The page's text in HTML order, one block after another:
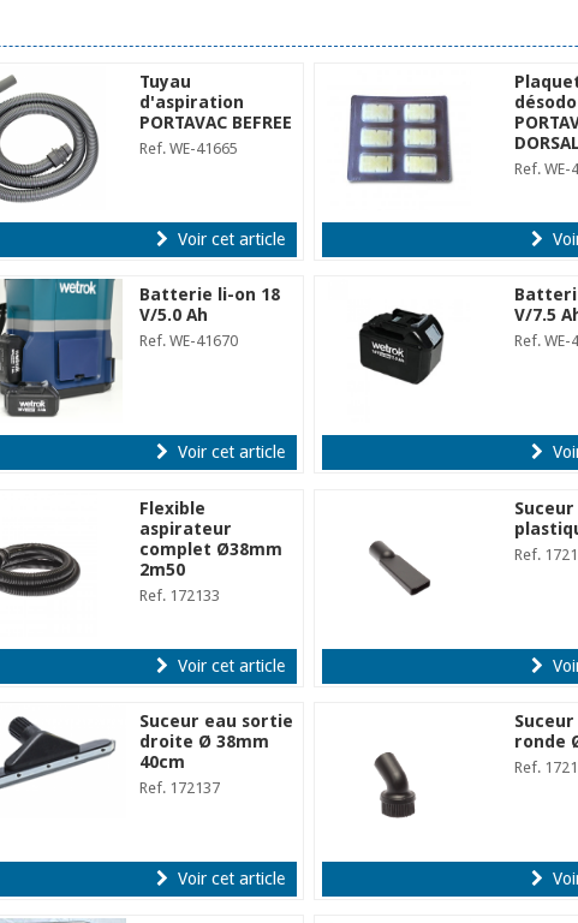
Tuyau
d'aspiration
PORTAVAC BEFREE
Ref. WE-41665
Voir cet article
Ref. WE-
Batterie li-on 18
V/5.0 Ah
Ref. WE-41670
Voir cet article
V/7.5
Ref. WE-
Flexible
aspirateur
complet Ø38mm
2m50
Ref. 172133
Voir cet article
Ref.
Suceur eau sortie
droite Ø 38mm
40cm
Ref. 172137
Voir cet article
ronde
Ref.